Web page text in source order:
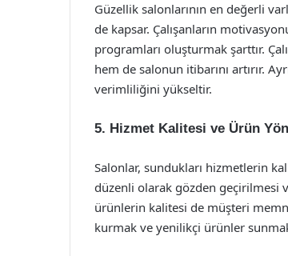
Güzellik salonlarının en değerli
de kapsar. Çalışanların
programları oluşturmak şarttır.
hem de salonun itibarını artırır.
verimliliğini yükseltir.
5. Hizmet Kalitesi ve Ürün
Salonlar, sundukları hizmetlerin
düzenli olarak gözden geçirilmesi
ürünlerin kalitesi de müşteri
kurmak ve yenilikçi ürünler